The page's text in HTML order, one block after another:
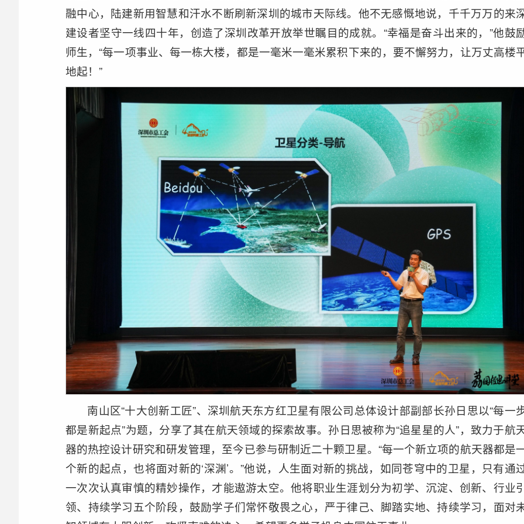
融中心，陆建新用智慧和汗水不断刷新深圳的城市天际线。他不无感慨地说，千千万万的来
建设者坚守一线四十年，创造了深圳改革开放举世瞩目的成就。“幸福是奋斗出来的，”他鼓
师生，“每一项事业、每一栋大楼，都是一毫米一毫米累积下来的，要不懈努力，让万丈高楼
地起！”
南山区“十大创新工匠”、深圳航天东方红卫星有限公司总体设计部副部长孙日思以“每一
都是新起点”为题，分享了其在航天领域的探索故事。孙日思被称为“追星星的人”，致力于航
器的热控设计研究和研发管理，至今已参与研制近二十颗卫星。“每一个新立项的航天器都是
个新的起点，也将面对新的‘深渊’。”他说，人生面对新的挑战，如同苍穹中的卫星，只有通
一次次认真审慎的精妙操作，才能遨游太空。他将职业生涯划分为初学、沉淀、创新、行业
领、持续学习五个阶段，鼓励学子们常怀敬畏之心，严于律己、脚踏实地、持续学习，面对